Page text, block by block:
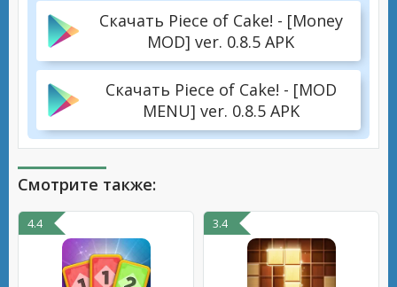
Скачать Piece of Cake! - [Money
MOD] ver. 0.8.5 APK
Скачать Piece of Cake! - [MOD
MENU] ver. 0.8.5 APK
Смотрите также:
4.4 3.4